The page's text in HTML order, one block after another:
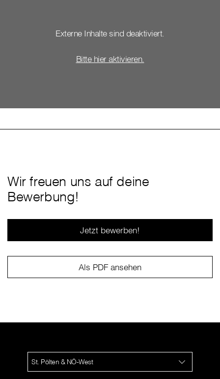
Externe Inhalte sind deaktiviert.
Bitte hier aktivieren.
Wir freuen uns auf deine
Bewerbung!
Jetzt bewerben!
Als PDF ansehen
St. Pölten & NÖ-West